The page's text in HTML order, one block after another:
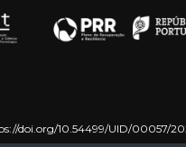
doi.org/10.54499/UID/00057/